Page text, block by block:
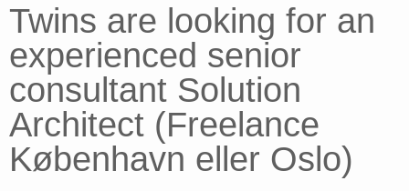
Twins are looking for an
experienced senior
consultant Solution
Architect (Freelance
København eller Oslo)